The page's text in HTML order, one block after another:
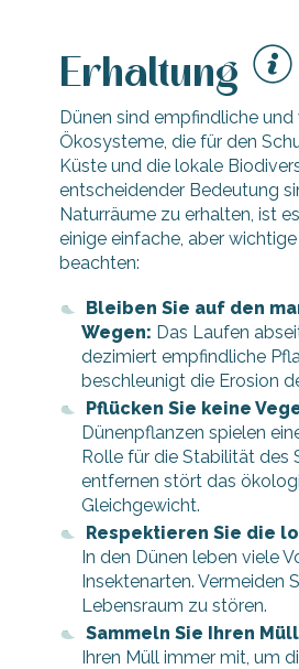
Erhaltung
Dünen sind empfindliche
Ökosysteme, die für den
Küste und die lokale
entscheidender Bedeutung
Naturräume zu erhalten, ist
einige einfache, aber
beachten:
Bleiben Sie auf den
Wegen: Das Laufen
dezimiert empfindliche
beschleunigt die Erosion
Pflücken Sie keine
Dünenpflanzen spielen
Rolle für die Stabilität des
entfernen stört das
Gleichgewicht.
Respektieren Sie die
In den Dünen leben viele
Insektenarten. Vermeiden
Lebensraum zu stören.
Sammeln Sie Ihren
Ihren Müll immer mit, um